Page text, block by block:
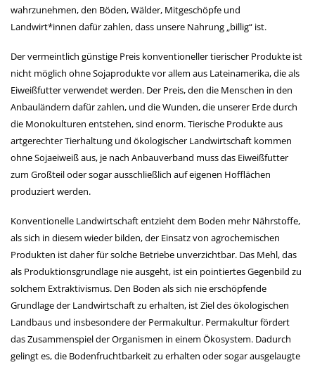
wahrzunehmen, den Böden, Wälder, Mitgeschöpfe und
Landwirt*innen dafür zahlen, dass unsere Nahrung „billig“ ist.
Der vermeintlich günstige Preis konventioneller tierischer Produkte ist
nicht möglich ohne Sojaprodukte vor allem aus Lateinamerika, die als
Eiweißfutter verwendet werden. Der Preis, den die Menschen in den
Anbauländern dafür zahlen, und die Wunden, die unserer Erde durch
die Monokulturen entstehen, sind enorm. Tierische Produkte aus
artgerechter Tierhaltung und ökologischer Landwirtschaft kommen
ohne Sojaeiweiß aus, je nach Anbauverband muss das Eiweißfutter
zum Großteil oder sogar ausschließlich auf eigenen Hofflächen
produziert werden.
Konventionelle Landwirtschaft entzieht dem Boden mehr Nährstoffe,
als sich in diesem wieder bilden, der Einsatz von agrochemischen
Produkten ist daher für solche Betriebe unverzichtbar. Das Mehl, das
als Produktionsgrundlage nie ausgeht, ist ein pointiertes Gegenbild zu
solchem Extraktivismus. Den Boden als sich nie erschöpfende
Grundlage der Landwirtschaft zu erhalten, ist Ziel des ökologischen
Landbaus und insbesondere der Permakultur. Permakultur fördert
das Zusammenspiel der Organismen in einem Ökosystem. Dadurch
gelingt es, die Bodenfruchtbarkeit zu erhalten oder sogar ausgelaugte